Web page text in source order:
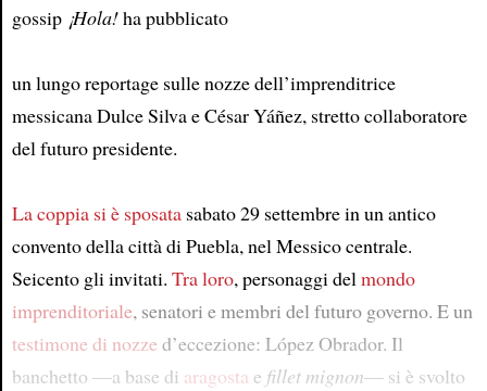
Article
gossip ¡Hola!ha pubblicato
un lungo reportage sulle nozze dell’imprenditrice
messicana Dulce Silva e César Yáñez, stretto collaboratore
del futuro presidente.
La coppia si è sposatasabato 29 settembre in un antico
convento della città di Puebla, nel Messico centrale.
Seicento gli invitati. Tra loro, personaggi delmondo
imprenditoriale, senatori e membri del futuro governo. E un
testimone di nozze d’eccezione: López Obrador. Il
banchetto —a base di aragosta e fillet mignon— si è svolto